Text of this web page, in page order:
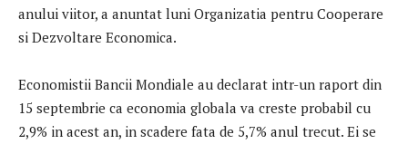
anului viitor, a anuntat luni Organizatia pentru Cooperare
si Dezvoltare Economica.
Economistii Bancii Mondiale au declarat intr-un raport din
15 septembrie ca economia globala va creste probabil cu
2,9% in acest an, in scadere fata de 5,7% anul trecut. Ei se